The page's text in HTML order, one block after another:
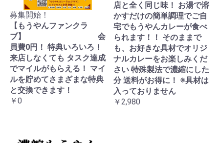
募集開始！
【もうやんファンクラ
ブ】 会
員費0円！ 特典いろいろ！
来店しなくても タスク達成
でマイルがもらえる！ マイ
ルを貯めてさまざまな特典
と交換できます！
￥0
店と全く同じ味！ お湯で溶
かすだけの簡単調理でご自
宅でもうやんカレーが食べ
られます！！ そのままで
も、お好きな具材でオリジ
ナルカレーをお楽しみくだ
さい 特殊製法で濃縮にした
分 送料がお得に！ ※具材は
入っておりません
￥2,980